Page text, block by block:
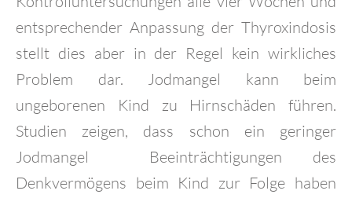
entsprechender Anpassung der Thyroxindosis
stellt dies aber in der Regel kein wirkliches
Problem dar. Jodmangel kann beim
ungeborenen Kind zu Hirnschäden führen.
Studien zeigen, dass schon ein geringer
Jodmangel Beeinträchtigungen des
Denkvermögens beim Kind zur Folge haben